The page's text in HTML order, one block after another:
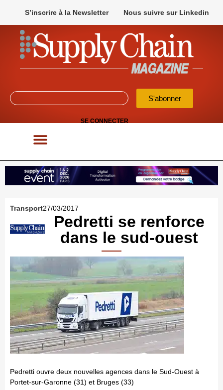
S’inscrire à la Newsletter Nous suivre sur Linkedin
S'abonner
SE CONNECTER
Pedretti se renforce
dans le sud-ouest
Pedretti ouvre deux nouvelles agences dans le Sud-Ouest à
Portet-sur-Garonne (31) et Bruges (33)
Transport27/03/2017